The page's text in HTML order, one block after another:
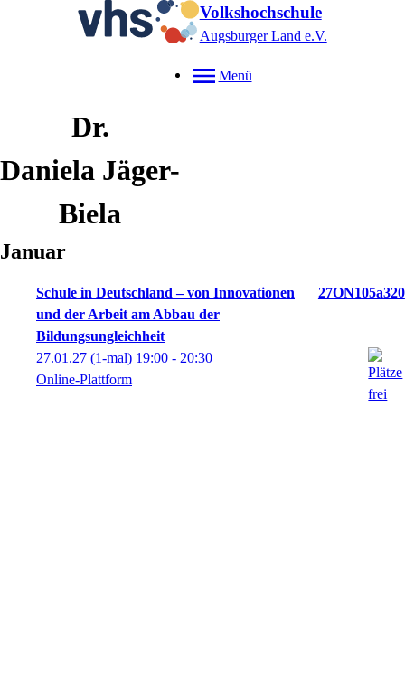
Volkshochschule
Augsburger Land e.V.
Menü
Dr.
Daniela Jäger-
Biela
Januar
Schule in Deutschland – von Innovationen
und der Arbeit am Abbau der
Bildungsungleichheit
27ON105a320
27.01.27 (1-mal) 19:00 - 20:30
Online-Plattform